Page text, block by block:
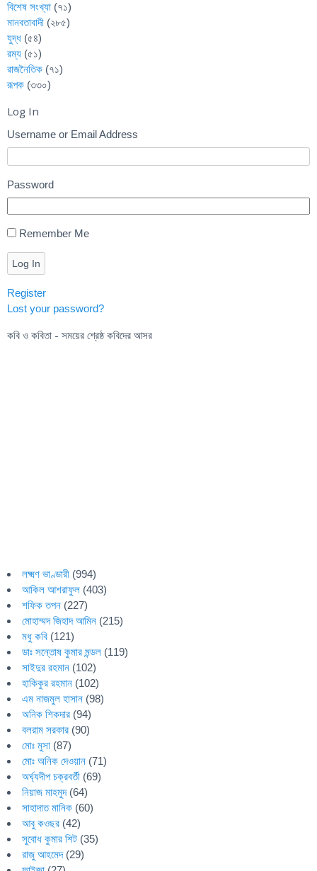
বিশেষ সংখ্যা (৭১)
মানবতাবাদী (২৮৫)
যুদ্ধ (৫৪)
রম্য (৫১)
রাজনৈতিক (৭১)
রূপক (৩৩০)
Log In
Username or Email Address
Password
Remember Me
Log In
Register
Lost your password?
কবি ও কবিতা - সময়ের শ্রেষ্ঠ কবিদের আসর
লক্ষ্মণ ভাণ্ডারী (994)
আকিল আশরাফুল (403)
শফিক তপন (227)
মোহাম্মদ জিহাদ আমিন (215)
মধু কবি (121)
ডাঃ সন্তোষ কুমার মন্ডল (119)
সাইদুর রহমান (102)
হাকিকুর রহমান (102)
এম নাজমুল হাসান (98)
অনিক শিকদার (94)
বলরাম সরকার (90)
মোঃ মুসা (87)
মোঃ অনিক দেওয়ান (71)
অর্ঘ্যদীপ চক্রবর্তী (69)
নিয়াজ মাহমুদ(64)
সাহাদাত মানিক (60)
আবু কওছর (42)
সুবোধ কুমার শিট (35)
রাজু আহমেদ(29)